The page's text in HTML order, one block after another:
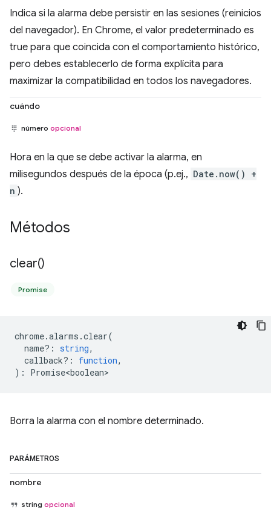
Indica si la alarma debe persistir en las sesiones (reinicios
del navegador). En Chrome, el valor predeterminado es
true para que coincida con el comportamiento histórico,
pero debes establecerlo de forma explícita para
maximizar la compatibilidad en todos los navegadores.
cuándo
número opcional
Hora en la que se debe activar la alarma, en
milisegundos después de la época (p.ej., Date.now() +
n ).
Métodos
clear()
Promise
chrome.alarms .clear(
name? : string,
callback? : function,
) : Promise<boolean>
Borra la alarma con el nombre determinado.
PARÁMETROS
nombre
string opcional